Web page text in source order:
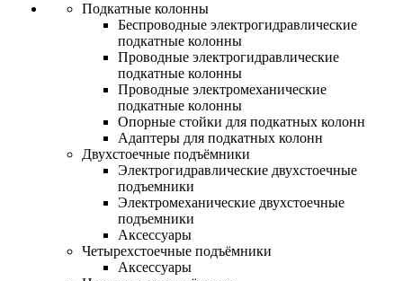
Подкатные колонны
Беспроводные электрогидравлические
подкатные колонны
Проводные электрогидравлические
подкатные колонны
Проводные электромеханические
подкатные колонны
Опорные стойки для подкатных колонн
Адаптеры для подкатных колонн
Двухстоечные подъёмники
Электрогидравлические двухстоечные
подъемники
Электромеханические двухстоечные
подъемники
Аксессуары
Четырехстоечные подъёмники
Аксессуары